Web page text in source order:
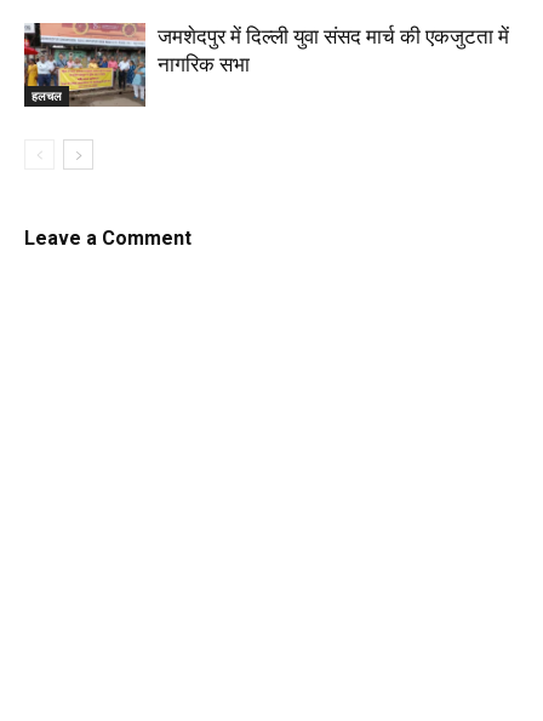
हलचल
जमशेदपुर में दिल्ली युवा संसद मार्च की एकजुटता में
नागरिक सभा
Leave a Comment